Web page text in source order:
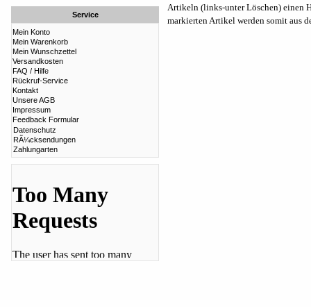
Service
Mein Konto
Mein Warenkorb
Mein Wunschzettel
Versandkosten
FAQ / Hilfe
Rückruf-Service
Kontakt
Unsere AGB
Impressum
Feedback Formular
Datenschutz
RÃ¼cksendungen
Zahlungarten
Artikeln (links-unter Löschen) einen
markierten Artikel werden somit aus